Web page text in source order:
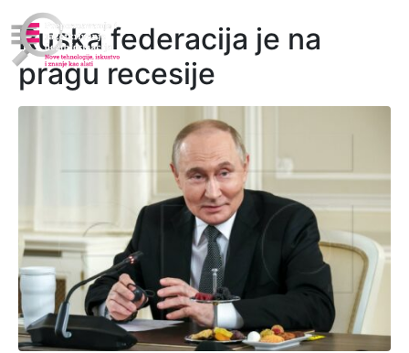
Ruska federacija je na
pragu recesije